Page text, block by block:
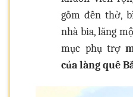
gồm đền thờ,
nhà bia, lăng
mục phụ trợ
của làng quê